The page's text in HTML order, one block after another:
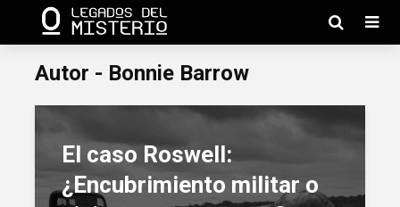
Autor - Bonnie Barrow
El caso Roswell:
¿Encubrimiento militar o